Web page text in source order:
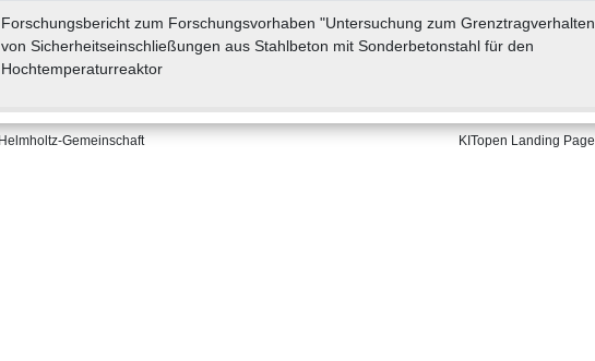
Forschungsbericht zum Forschungsvorhaben "Untersuchung zum Grenztragverhalten
von Sicherheitseinschließungen aus Stahlbeton mit Sonderbetonstahl für den
Hochtemperaturreaktor
Gemeinschaft KITopen Landing Page